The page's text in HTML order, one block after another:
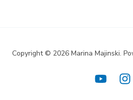
Copyright © 2026 Marina Majinski.